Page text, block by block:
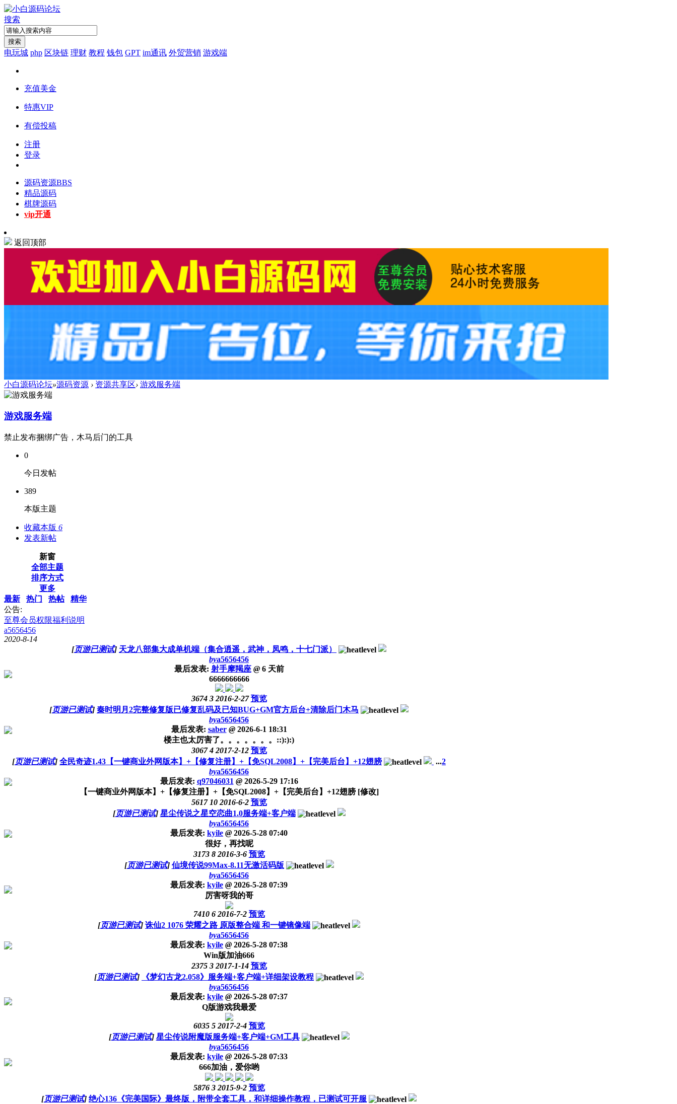
搜索
搜索
电玩城 php 区块链 理财 教程 钱包 GPT im通讯 外贸营销 游戏端
充值美金
特惠VIP
有偿投稿
注册
登录
源码资源BBS
精品源码
棋牌源码
vip开通
返回顶部
小白源码论坛»源码资源 › 资源共享区› 游戏服务端
游戏服务端
禁止发布捆绑广告，木马后门的工具
0
今日发帖
389
本版主题
收藏本版 6
发表新帖
新窗
全部主题
排序方式
更多
最新
热门 热帖
精华
公告:
至尊会员权限福利说明
a5656456
2020-8-14
[页游已测试] 天龙八部集大成单机端（集合逍遥，武神，凤鸣，十七门派）
bya5656456
最后发表: 射手摩羯座 @ 6 天前
6666666666
3674 3 2016-2-27 预览
[页游已测试] 秦时明月2完整修复版已修复乱码及已知BUG+GM官方后台+清除后门木马
bya5656456
最后发表: saber @2026-6-1 18:31
楼主也太厉害了。。。。。。。::):):)
3067 4 2017-2-12 预览
[页游已测试] 全民奇迹1.43【一键商业外网版本】+【修复注册】+【免SQL2008】+【完美后台】+12翅膀 ...2
bya5656456
最后发表: q97046031 @2026-5-29 17:16
【一键商业外网版本】+【修复注册】+【免SQL2008】+【完美后台】+12翅膀 [修改]
5617 10 2016-6-2 预览
[页游已测试] 星尘传说之星空恋曲1.0服务端+客户端
bya5656456
最后发表: kyile @ 2026-5-28 07:40
很好，再找呢
3173 8 2016-3-6 预览
[页游已测试] 仙境传说99Max-8.11无激活码版
bya5656456
最后发表: kyile @ 2026-5-28 07:39
厉害呀我的哥
7410 6 2016-7-2 预览
[页游已测试] 诛仙2 1076 荣耀之路 原版整合端 和一键镜像端
bya5656456
最后发表: kyile @ 2026-5-28 07:38
Win版加油666
2375 3 2017-1-14 预览
[页游已测试]
《梦幻古龙2.058》服务端+客户端+详细架设教程
bya5656456
最后发表: kyile @ 2026-5-28 07:37
Q版游戏我最爱
6035 5 2017-2-4 预览
[页游已测试] 星尘传说附魔版服务端+客户端+GM工具
bya5656456
最后发表: kyile @ 2026-5-28 07:33
666加油，爱你哟
5876 3 2015-9-2 预览
[页游已测试] 绝心136《完美国际》最终版，附带全套工具，和详细操作教程，已测试可开服